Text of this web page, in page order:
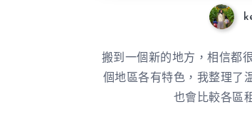
搬到一個新的地方，相信都
個地區各有特色，我整理了
也會比較各區